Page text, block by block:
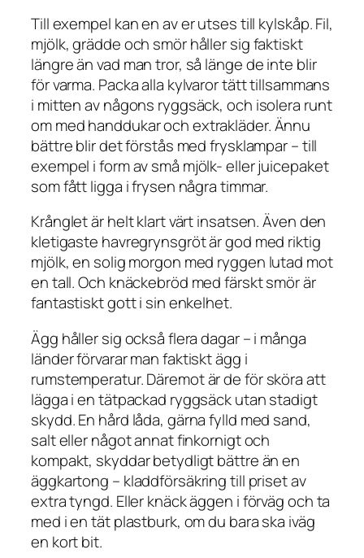
Till exempel kan en av er utses till kylskåp. Fil,
mjölk, grädde och smör håller sig faktiskt
längre än vad man tror, så länge de inte blir
för varma. Packa alla kylvaror tätt tillsammans
i mitten av någons ryggsäck, och isolera runt
om med handdukar och extrakläder. Ännu
bättre blir det förstås med frysklampar – till
exempel i form av små mjölk- eller juicepaket
som fått ligga i frysen några timmar.
Krånglet är helt klart värt insatsen. Även den
kletigaste havregrynsgröt är god med riktig
mjölk, en solig morgon med ryggen lutad mot
en tall. Och knäckebröd med färskt smör är
fantastiskt gott i sin enkelhet.
Ägg håller sig också flera dagar – i många
länder förvarar man faktiskt ägg i
rumstemperatur. Däremot är de för sköra att
lägga i en tätpackad ryggsäck utan stadigt
skydd. En hård låda, gärna fylld med sand,
salt eller något annat finkornigt och
kompakt, skyddar betydligt bättre än en
äggkartong – kladdförsäkring till priset av
extra tyngd. Eller knäck äggen i förväg och ta
med i en tät plastburk, om du bara ska iväg
en kort bit.